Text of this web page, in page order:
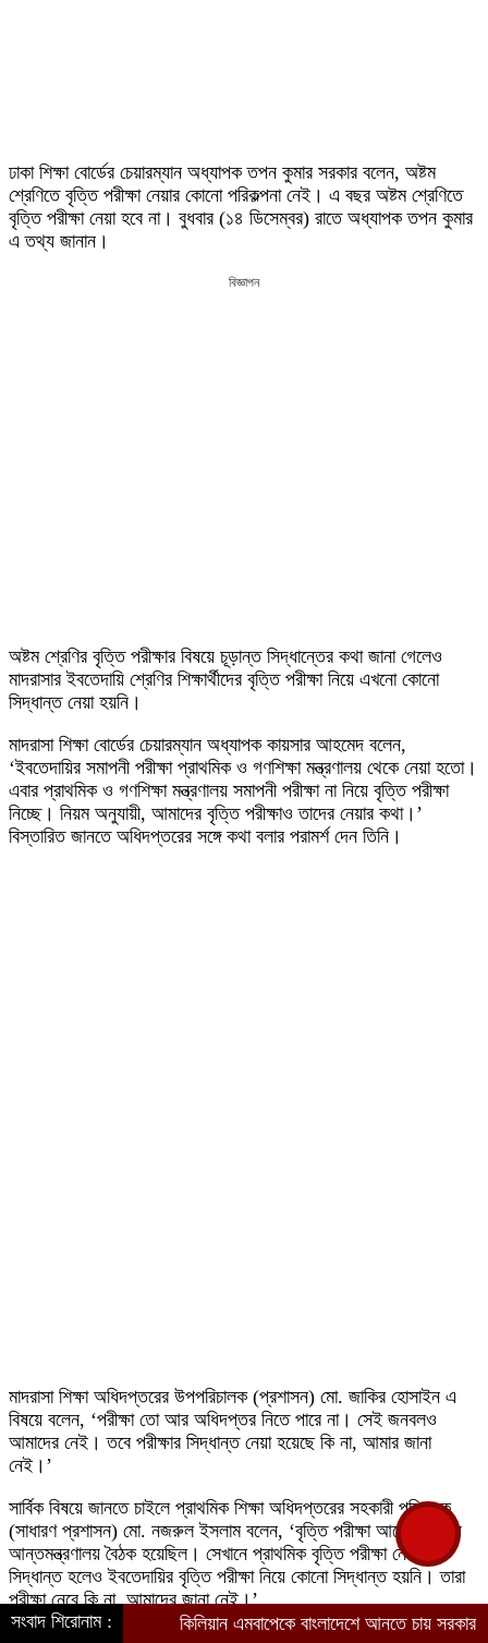
সংবাদ শিরোনাম : কিলিয়ান এমবাপেকে বাংলাদেশে আনতে চায় সরকার
ঢাকা শিক্ষা বোর্ডের চেয়ারম্যান অধ্যাপক তপন কুমার সরকার বলেন, অষ্টম
শ্রেণিতে বৃত্তি পরীক্ষা নেয়ার কোনো পরিকল্পনা নেই। এ বছর অষ্টম শ্রেণিতে
বৃত্তি পরীক্ষা নেয়া হবে না। বুধবার (১৪ ডিসেম্বর) রাতে অধ্যাপক তপন কুমার
এ তথ্য জানান।
বিজ্ঞাপন
অষ্টম শ্রেণির বৃত্তি পরীক্ষার বিষয়ে চূড়ান্ত সিদ্ধান্তের কথা জানা গেলেও
মাদরাসার ইবতেদায়ি শ্রেণির শিক্ষার্থীদের বৃত্তি পরীক্ষা নিয়ে এখনো কোনো
সিদ্ধান্ত নেয়া হয়নি।
মাদরাসা শিক্ষা বোর্ডের চেয়ারম্যান অধ্যাপক কায়সার আহমেদ বলেন,
‘ইবতেদায়ির সমাপনী পরীক্ষা প্রাথমিক ও গণশিক্ষা মন্ত্রণালয় থেকে নেয়া হতো।
এবার প্রাথমিক ও গণশিক্ষা মন্ত্রণালয় সমাপনী পরীক্ষা না নিয়ে বৃত্তি পরীক্ষা
নিচ্ছে। নিয়ম অনুযায়ী, আমাদের বৃত্তি পরীক্ষাও তাদের নেয়ার কথা।’
বিস্তারিত জানতে অধিদপ্তরের সঙ্গে কথা বলার পরামর্শ দেন তিনি।
মাদরাসা শিক্ষা অধিদপ্তরের উপপরিচালক (প্রশাসন) মো. জাকির হোসাইন এ
বিষয়ে বলেন, ‘পরীক্ষা তো আর অধিদপ্তর নিতে পারে না। সেই জনবলও
আমাদের নেই। তবে পরীক্ষার সিদ্ধান্ত নেয়া হয়েছে কি না, আমার জানা
নেই।’
সার্বিক বিষয়ে জানতে চাইলে প্রাথমিক শিক্ষা অধিদপ্তরের সহকারী পরিচালক
(সাধারণ প্রশাসন) মো. নজরুল ইসলাম বলেন, ‘বৃত্তি পরীক্ষা আয়োজন নিয়ে
আন্তমন্ত্রণালয় বৈঠক হয়েছিল। সেখানে প্রাথমিক বৃত্তি পরীক্ষা নেয়ার
সিদ্ধান্ত হলেও ইবতেদায়ির বৃত্তি পরীক্ষা নিয়ে কোনো সিদ্ধান্ত হয়নি। তারা
পরীক্ষা নেবে কি না, আমাদের জানা নেই।’